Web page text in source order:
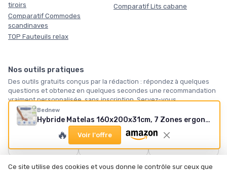
Bednew
Hybride Matelas 160x200x31cm, 7 Zones ergonomiques, 31cm Épaisseur, Ressorts Ensachés, Matelas Mousse à Mémoire de Forme, Soutien Parfait, Fermeté Moyenne et Respirable, 101 Nuits Gris & Blanc 160x200x31 cm
🔥 Voir l'offre
tiroirs
Comparatif Commodes
scandinaves
TOP Fauteuils relax
Comparatif Lits cabane
Nos outils pratiques
Des outils gratuits conçus par la rédaction : répondez à quelques
questions et obtenez en quelques secondes une recommandation
vraiment personnalisée, sans inscription. Servez-vous.
🛏️
Quel matelas vous
🪶
Quelle taille de
couette ?
❄️
Notre sélection
Tous les outils →
Ce site utilise des cookies et vous donne le contrôle sur ceux que